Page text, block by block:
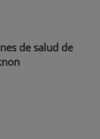
de salud de